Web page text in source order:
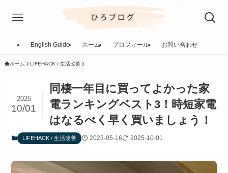
English Guide ホーム プロフィール お問い合わせ
ホーム LIFEHACK / 生活改善
同棲一年目に買ってよかった家
電ランキングベスト3！時短家電
はなるべく早く買いましょう！
2025
10/01
LIFEHACK / 生活改善 2023-05-16 2025-10-01